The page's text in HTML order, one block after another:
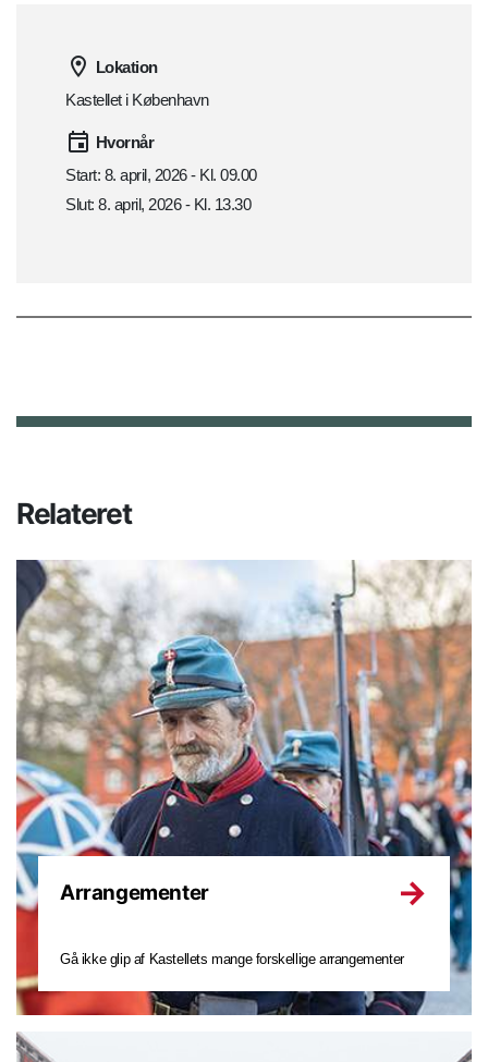
Lokation
Kastellet i København
Hvornår
Start: 8. april, 2026 - Kl. 09.00
Slut: 8. april, 2026 - Kl. 13.30
Relateret
Arrangementer
Gå ikke glip af Kastellets mange forskellige arrangementer